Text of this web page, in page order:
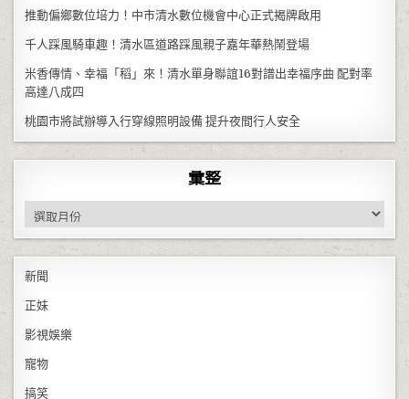
推動偏鄉數位培力！中市清水數位機會中心正式揭牌啟用
千人踩風騎車趣！清水區道路踩風親子嘉年華熱鬧登場
米香傳情、幸福「稻」來！清水單身聯誼16對譜出幸福序曲 配對率
高達八成四
桃園市將試辦導入行穿線照明設備 提升夜間行人安全
彙整
彙整
新聞
正妹
影視娛樂
寵物
搞笑